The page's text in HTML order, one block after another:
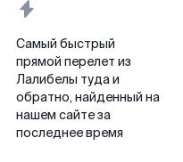
Самый быстрый
прямой перелет из
Лалибелы туда и
обратно, найденный на
нашем сайте за
последнее время